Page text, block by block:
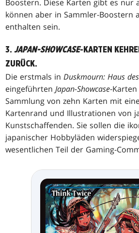
Boostern. Diese Karten gibt es nur
können aber in Sammler-Boostern
enthalten sein.
3.JAPAN-SHOWCASE-KARTEN
ZURÜCK.
Die erstmals inDuskmourn: Haus
eingeführtenJapan-Showcase-
Sammlung von zehn Karten mit
Kartenrand und Illustrationen von
Kunstschaffenden. Sie sollen die
japanischer Hobbyläden
wesentlichen Teil der Gaming-